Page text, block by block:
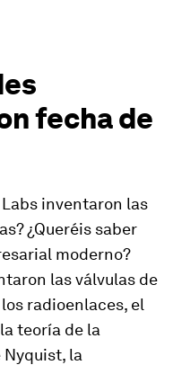
fecha de
inventaron las
¿Queréis saber
moderno?
las válvulas de
radioenlaces, el
teoría de la
la